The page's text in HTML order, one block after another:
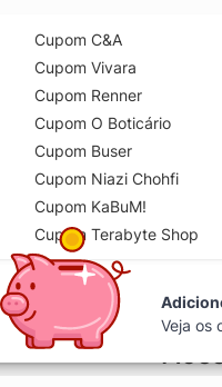
Cupom C&A
Cupom Vivara
Cupom Renner
Cupom O Boticário
Cupom Buser
Cupom Niazi Chohfi
Cupom KaBuM!
Cupom Terabyte Shop
Veja os